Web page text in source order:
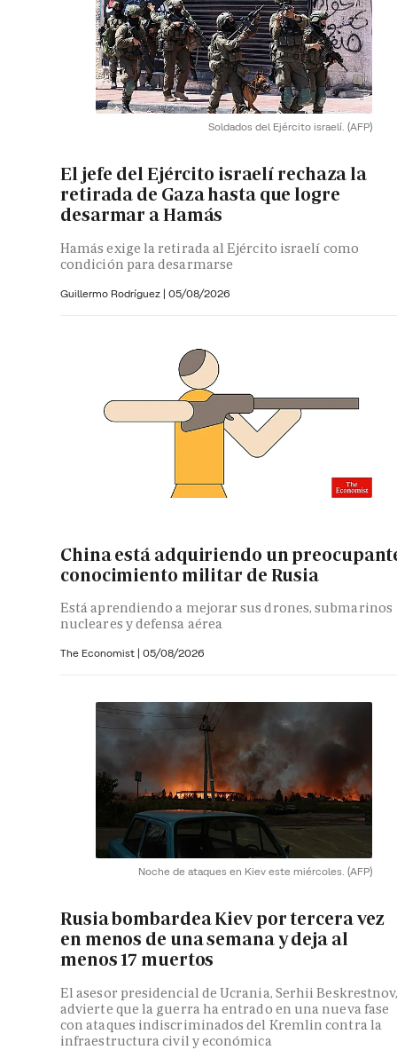
Soldados del Ejército israelí. (AFP)
El jefe del Ejército israelí rechaza la
retirada de Gaza hasta que logre
desarmar a Hamás
Hamás exige la retirada al Ejército israelí como
condición para desarmarse
Guillermo Rodríguez | 05/08/2026
China está adquiriendo un
conocimiento militar de Rusia
Está aprendiendo a mejorar sus drones, submarinos
nucleares y defensa aérea
The Economist | 05/08/2026
Noche de ataques en Kiev este miércoles. (AFP)
Rusia bombardea Kiev por tercera vez
en menos de una semana y deja al
menos 17 muertos
El asesor presidencial de Ucrania, Serhii
advierte que la guerra ha entrado en una nueva fase
con ataques indiscriminados del Kremlin contra la
infraestructura civil y económica